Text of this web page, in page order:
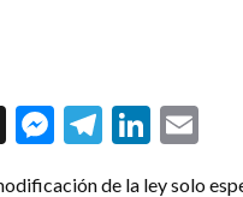
X Messenger
de la ley solo